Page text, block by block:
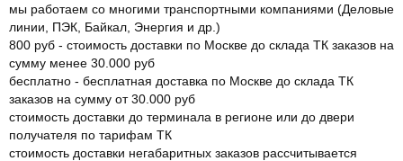
мы работаем со многими транспортными компаниями (Деловые
линии, ПЭК, Байкал, Энергия и др.)
800 руб - стоимость доставки по Москве до склада ТК заказов на
сумму менее 30.000 руб
бесплатно - бесплатная доставка по Москве до склада ТК
заказов на сумму от 30.000 руб
стоимость доставки до терминала в регионе или до двери
получателя по тарифам ТК
стоимость доставки негабаритных заказов рассчитывается